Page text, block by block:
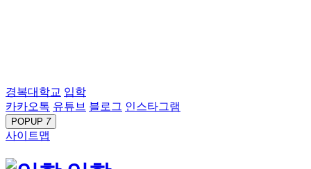
경복대학교 입학
카카오톡 유튜브 블로그 인스타그램
POPUP 7
사이트맵